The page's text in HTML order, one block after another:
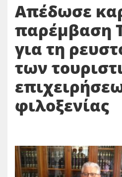
Απέδωσε
παρέμβαση
για τη
των
φιλοξενίας